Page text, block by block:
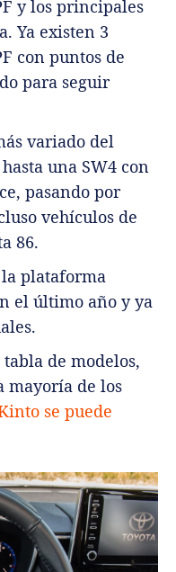
y los principales
Ya existen 3
con puntos de
para seguir
variado del
una SW4 con
pasando por
vehículos de
86.
plataforma
el último año y ya
de modelos,
mayoría de los
se puede